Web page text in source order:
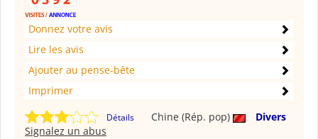
Donnez votre avis
Lire les avis
Ajouter au pense-bête
Imprimer
Détails Chine (Rép. pop)
Divers
Signalez un abus